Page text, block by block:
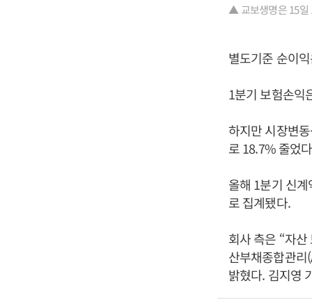
▲ 교보생명은 15일
별도기준 순이
1분기 보험손익
하지만 시장변
로 18.7% 줄었
올해 1분기 신
로 집계됐다.
회사 측은 “자
산부채종합관리
밝혔다. 김지영